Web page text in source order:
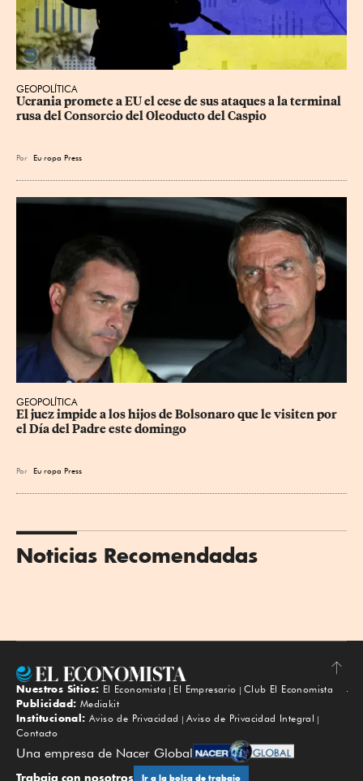
GEOPOLÍTICA
Ucrania promete a EU el cese de sus ataques a la terminal
rusa del Consorcio del Oleoducto del Caspio
Por Eu ropa Press
GEOPOLÍTICA
El juez impide a los hijos de Bolsonaro que le visiten por
el Día del Padre este domingo
Por Eu ropa Press
Noticias Recomendadas
Subir
Nuestros Sitios: El Economista El Empresario
Club El Economista
Publicidad: Mediakit
Institucional: Aviso de Privacidad
Aviso de Privacidad Integral
Contacto
Una empresa de Nacer Global
Trabaja con nosotros Ir a la bolsa de trabajo